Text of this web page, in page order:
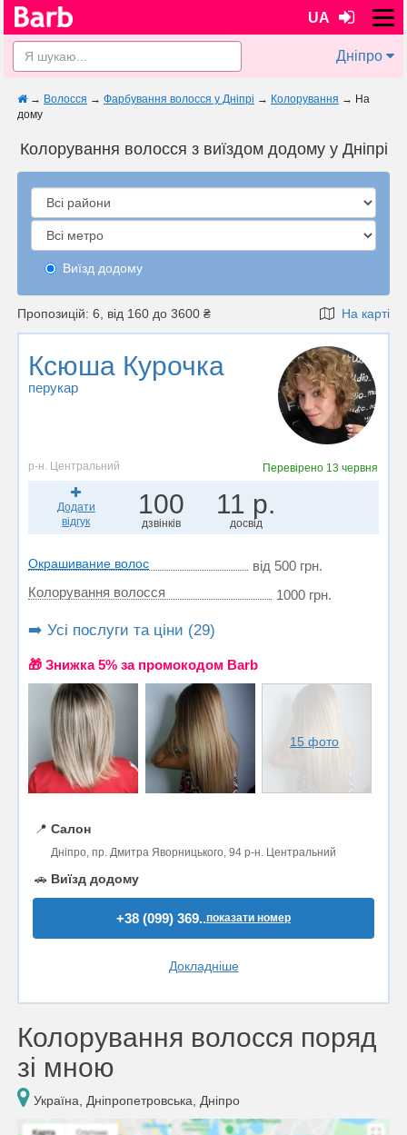
UA
Дніпро
→ Волосся → Фарбування волосся у Дніпрі → Колорування → На
дому
Колорування волосся з виїздом додому у Дніпрі
Виїзд додому
Пропозицій: 6, від 160 до 3600 ₴ На карті
Ксюша Курочка
перукар
р-н. Центральний Перевірено 13 червня
Додати
відгук
100
дзвінків
11 р.
досвід
Окрашивание волос
від 500 грн.
Колорування волосся
1000 грн.
➡️ Усі послуги та ціни (29)
🎁 Знижка 5% за промокодом Barb
15 фото
📍 Салон
Дніпро, пр. Дмитра Яворницького, 94 р-н. Центральний
🚗 Виїзд додому
+38 (099) 369..показати номер
Докладніше
Колорування волосся поряд
зі мною
Україна, Дніпропетровська, Дніпро